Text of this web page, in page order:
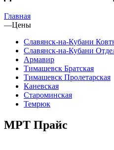
Главная
—Цены
Славянск-на-Кубани
Славянск-на-Кубани
Армавир
Тимашевск Братская
Тимашевск Пролетарская
Каневская
Староминская
Темрюк
МРТ Прайс